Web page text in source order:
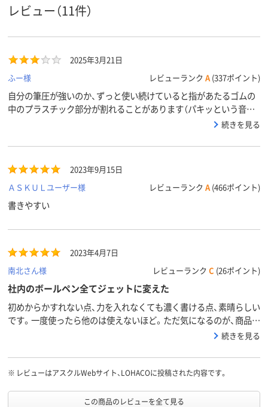
軸径 12.2mm
カラーグ
ループ
ブラック系、ブルー
系、レッド系
アスクル
商品環境
85
レビュー（11件）
2025年3月21日
ふー様
レビューランク A (337ポイント)
自分の筆圧が強いのか、ずっと使い続けていると指があたるゴムの
中のプラスチック部分が割れることがあります（パキッという音が
し、ゴムが外れないので確認は出来ないですが書いていると芯がぐ
す。そのせいで何度か買いなおししています。
続きを見る
2023年9月15日
ＡＳＫＵＬユーザー様
レビューランク A (466ポイント)
書きやすい
2023年4月7日
南北さん様
レビューランク C (26ポイント)
社内のボールペン全てジェットに変えた
初めからかすれない点、力を入れなくても濃く書ける点、素晴らしい
です。一度使ったら他のは使えないほど。ただ気になるのが、商品の
ボディが「黒軸」と書いてあるのに写真は「透明の黒」で、「透明ブラ
というか…逆では？と思います。
続きを見る
※ レビューはアスクルWebサイト、LOHACOに投稿された内容です。
この商品のレビューを全て見る